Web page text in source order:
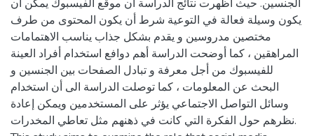
الجنسين. حيث أظهرت نتائج الدراسة أن موقع الفيسبوك يمكن أن
يكون وسيلة فعالة في التوعية شرط أن يكون المحتوى من طرف
مختصين مدروسين و يقدم بشكل جذاب يناسب الاهتمامات
المراهقين ، كما أوضحت الدراسة أهم دوافع استخدام أفراد العينة
للفيسبوك من أجل معرفة و تبادل الصفحات بين الجنسين و
البحث عن المعلومات ، كما توصلت الدراسة الى أن استخدام
وسائل التواصل الاجتماعي يؤثر على المستخدمين ويمكن إعادة
نظرهم حول الفكرة التي كانت في ذهنهم مثل تعاطي المخدرات.